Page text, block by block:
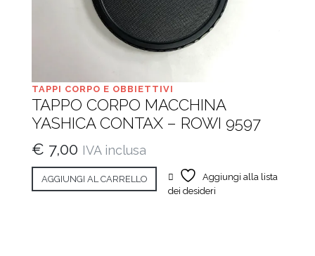
TAPPI CORPO E OBBIETTIVI
TAPPO CORPO MACCHINA
YASHICA CONTAX – ROWI 9597
€ 7,00 IVA inclusa
AGGIUNGI AL CARRELLO
Aggiungi alla lista
dei desideri